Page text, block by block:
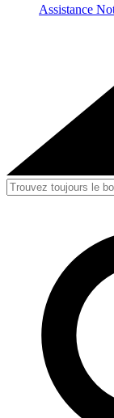
Assistance